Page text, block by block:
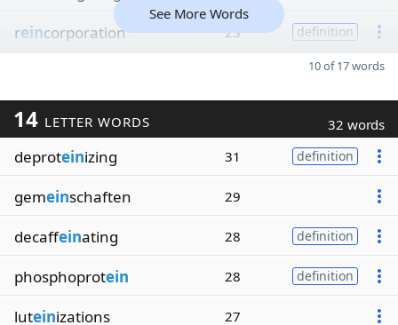
reincorporation 23 definition
See More Words
10 of 17 words
14 LETTER WORDS 32 words
deproteinizing 31 definition
gemeinschaften 29
decaffeinating 28 definition
phosphoprotein 28 definition
luteinizations 27